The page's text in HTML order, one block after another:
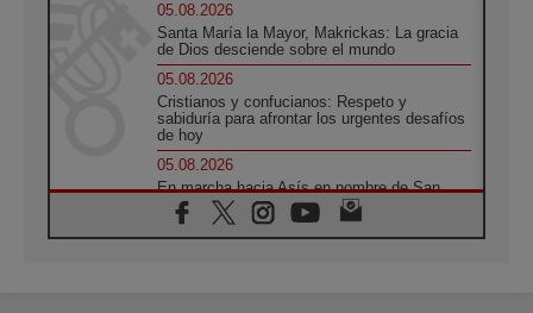
05.08.2026
Santa María la Mayor, Makrickas: La gracia
de Dios desciende sobre el mundo
05.08.2026
Cristianos y confucianos: Respeto y
sabiduría para afrontar los urgentes desafíos
de hoy
05.08.2026
En marcha hacia Asís en nombre de San
Francisco, a la espera de León
05.08.2026